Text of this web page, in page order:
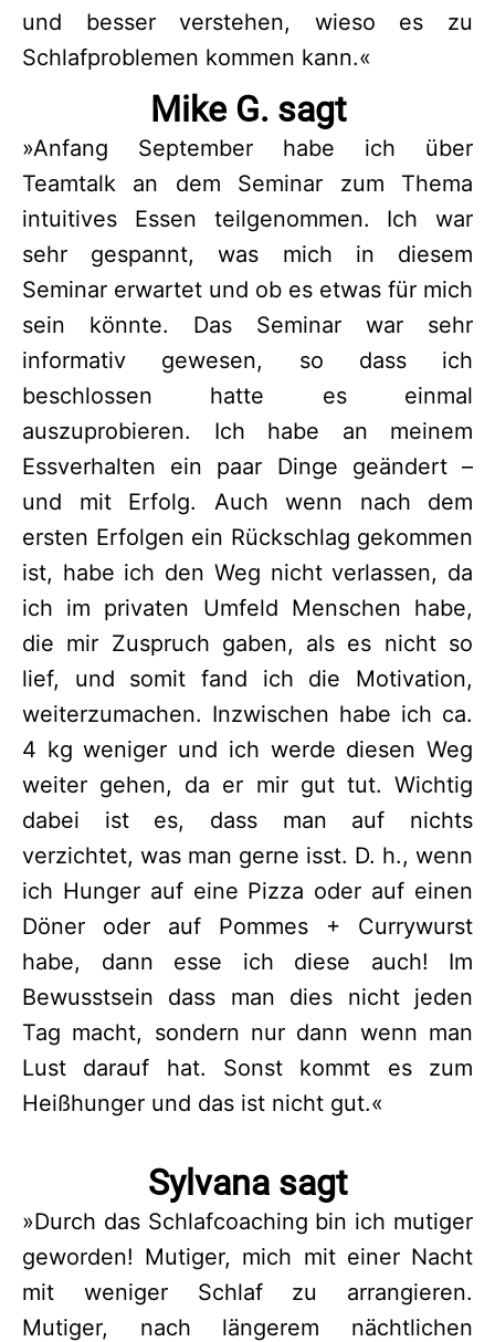
und besser verstehen, wieso es zu
Schlafproblemen kommen kann.«
Mike G. sagt
»Anfang September habe ich über
Teamtalk an dem Seminar zum Thema
intuitives Essen teilgenommen. Ich war
sehr gespannt, was mich in diesem
Seminar erwartet und ob es etwas für mich
sein könnte. Das Seminar war sehr
informativ gewesen, so dass ich
beschlossen hatte es einmal
auszuprobieren. Ich habe an meinem
Essverhalten ein paar Dinge geändert –
und mit Erfolg. Auch wenn nach dem
ersten Erfolgen ein Rückschlag gekommen
ist, habe ich den Weg nicht verlassen, da
ich im privaten Umfeld Menschen habe,
die mir Zuspruch gaben, als es nicht so
lief, und somit fand ich die Motivation,
weiterzumachen. Inzwischen habe ich ca.
4 kg weniger und ich werde diesen Weg
weiter gehen, da er mir gut tut. Wichtig
dabei ist es, dass man auf nichts
verzichtet, was man gerne isst. D. h., wenn
ich Hunger auf eine Pizza oder auf einen
Döner oder auf Pommes + Currywurst
habe, dann esse ich diese auch! Im
Bewusstsein dass man dies nicht jeden
Tag macht, sondern nur dann wenn man
Lust darauf hat. Sonst kommt es zum
Heißhunger und das ist nicht gut.«
Sylvana sagt
»Durch das Schlafcoaching bin ich mutiger
geworden! Mutiger, mich mit einer Nacht
mit weniger Schlaf zu arrangieren.
Mutiger, nach längerem nächtlichen